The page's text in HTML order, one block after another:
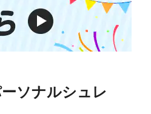
ソナルシュレ